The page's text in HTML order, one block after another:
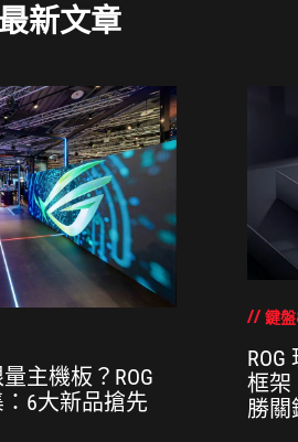
最新文章
主機板？ROG
6大新品搶先
鍵
框架
勝關